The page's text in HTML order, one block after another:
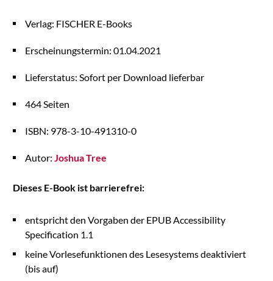
Verlag: FISCHER E-Books
Erscheinungstermin: 01.04.2021
Lieferstatus: Sofort per Download lieferbar
ISBN: 978-3-10-491310-0
464 Seiten
Autor: Joshua Tree
Dieses E-Book ist barrierefrei:
entspricht den Vorgaben der EPUB Accessibility
Specification 1.1
keine Vorlesefunktionen des Lesesystems deaktiviert
(bis auf)